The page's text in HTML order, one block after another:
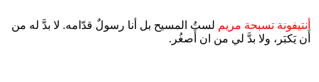
أنتيفونة تسبحة مريم لستُ المسيح بل أنا رسولٌ قدّامه. لا بدَّ له من
أَن يَكبَر، ولا بدَّ لي من ان أَصغُر.